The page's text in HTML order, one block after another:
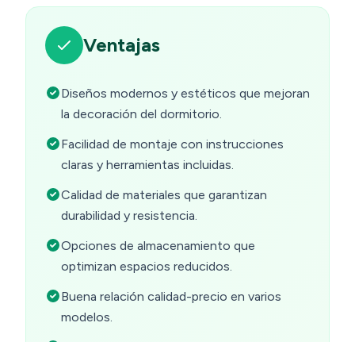
Ventajas
Diseños modernos y estéticos que mejoran
la decoración del dormitorio.
Facilidad de montaje con instrucciones
claras y herramientas incluidas.
Calidad de materiales que garantizan
durabilidad y resistencia.
Opciones de almacenamiento que
optimizan espacios reducidos.
Buena relación calidad-precio en varios
modelos.